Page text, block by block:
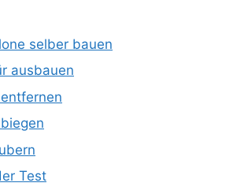
selber bauen
ausbauen
Test